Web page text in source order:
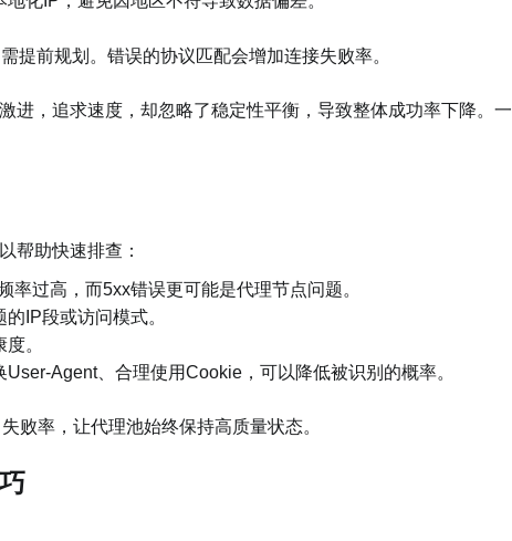
提前规划。错误的协议匹配会增加连接失败率。
进，追求速度，却忽略了稳定性平衡，导致整体成功率下降。一
帮助快速排查：
过高，而5xx错误更可能是代理节点问题。
IP段或访问模式。
。
Agent、合理使用Cookie，可以降低被识别的概率。
败率，让代理池始终保持高质量状态。